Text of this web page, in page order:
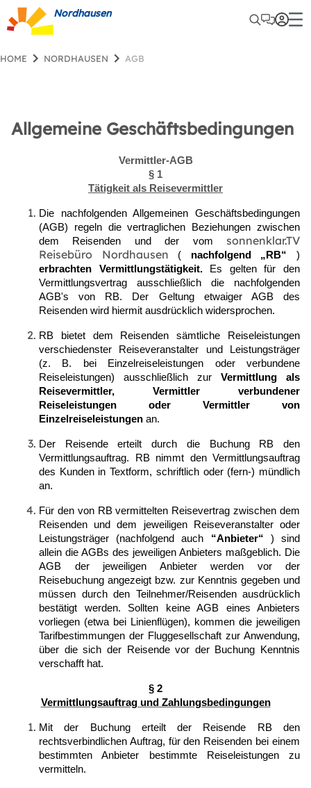
Nordhausen
HOME NORDHAUSEN AGB
Allgemeine Geschäftsbedingungen
Vermittler-AGB
§ 1
Tätigkeit als Reisevermittler
Die nachfolgenden Allgemeinen Geschäftsbedingungen
(AGB) regeln die vertraglichen Beziehungen zwischen
dem Reisenden und der vom sonnenklar.TV
Reisebüro Nordhausen
( nachfolgend „RB“)
erbrachten Vermittlungstätigkeit.
Es gelten für den
Vermittlungsvertrag ausschließlich die nachfolgenden
AGB's von RB. Der Geltung etwaiger AGB des
Reisenden wird hiermit ausdrücklich widersprochen.
RB bietet dem Reisenden sämtliche Reiseleistungen
verschiedenster Reiseveranstalter und Leistungsträger
(z. B. bei Einzelreiseleistungen oder verbundene
Reiseleistungen) ausschließlich zur Vermittlung als
Reisevermittler, Vermittler verbundener
Reiseleistungen oder Vermittler von
Einzelreiseleistungen an.
Der Reisende erteilt durch die Buchung RB den
Vermittlungsauftrag. RB nimmt den Vermittlungsauftrag
des Kunden in Textform, schriftlich oder (fern-) mündlich
an.
Für den von RB vermittelten Reisevertrag zwischen dem
Reisenden und dem jeweiligen Reiseveranstalter oder
Leistungsträger (nachfolgend auch “Anbieter“ ) sind
allein die AGBs des jeweiligen Anbieters maßgeblich. Die
AGB der jeweiligen Anbieter werden vor der
Reisebuchung angezeigt bzw. zur Kenntnis gegeben und
müssen durch den Teilnehmer/Reisenden ausdrücklich
bestätigt werden. Sollten keine AGB eines Anbieters
vorliegen (etwa bei Linienflügen), kommen die jeweiligen
Tarifbestimmungen der Fluggesellschaft zur Anwendung,
über die sich der Reisende vor der Buchung Kenntnis
verschafft hat.
§ 2
Vermittlungsauftrag und Zahlungsbedingungen
Mit der Buchung erteilt der Reisende RB den
rechtsverbindlichen Auftrag, für den Reisenden bei einem
bestimmten Anbieter bestimmte Reiseleistungen zu
vermitteln.